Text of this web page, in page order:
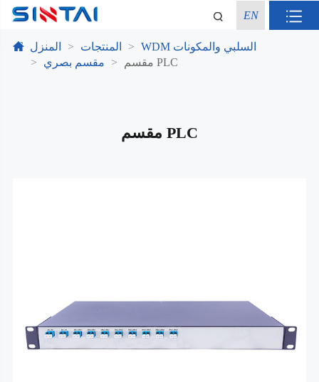
EN
المنزل المنتجات
WDM السلبي والمكونات
مقسم بصري
مقسم PLC
مقسم PLC